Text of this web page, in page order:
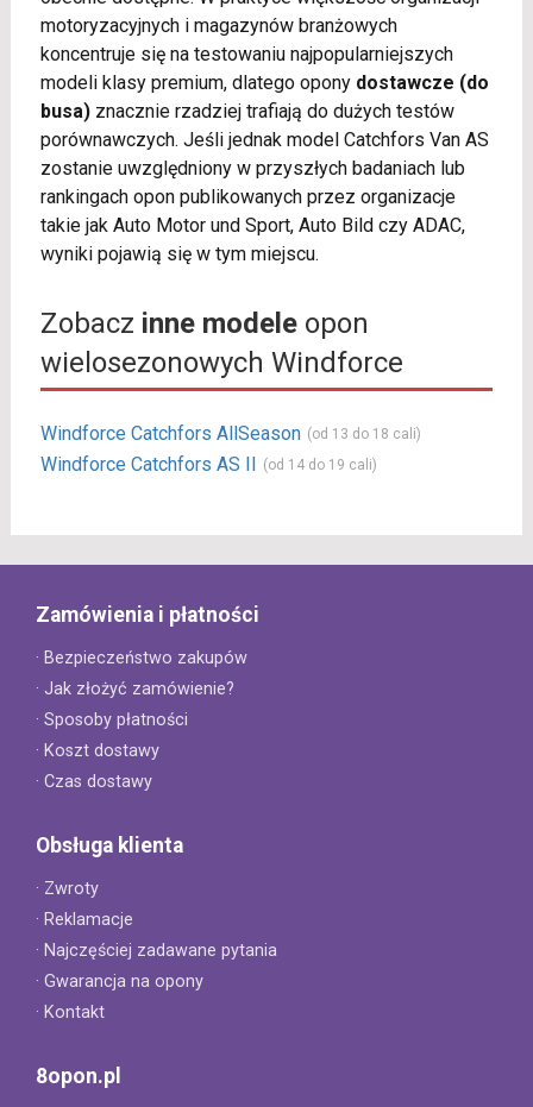
motoryzacyjnych i magazynów branżowych
koncentruje się na testowaniu najpopularniejszych
modeli klasy premium, dlatego opony dostawcze (do
busa)znacznie rzadziej trafiają do dużych testów
porównawczych. Jeśli jednak model Catchfors Van AS
zostanie uwzględniony w przyszłych badaniach lub
rankingach opon publikowanych przez organizacje
takie jak Auto Motor und Sport, Auto Bild czy ADAC,
wyniki pojawią się w tym miejscu.
Zobacz inne modeleopon
wielosezonowych Windforce
Windforce Catchfors AllSeason (od 13 do 18 cali)
Windforce Catchfors AS II (od 14 do 19 cali)
Zamówienia i płatności
· Bezpieczeństwo zakupów
· Jak złożyć zamówienie?
· Sposoby płatności
· Koszt dostawy
· Czas dostawy
Obsługa klienta
· Zwroty
· Reklamacje
· Najczęściej zadawane pytania
· Gwarancja na opony
· Kontakt
8opon.pl